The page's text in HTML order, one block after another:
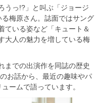
うっ!?」と叫ぶ「ジョージ
梅原さん。誌面ではサング
ている姿など「キュート＆
大人の魅力を増している梅
までの出演作を同誌の歴史
お話から、最近の趣味やパ
ームで語っています。